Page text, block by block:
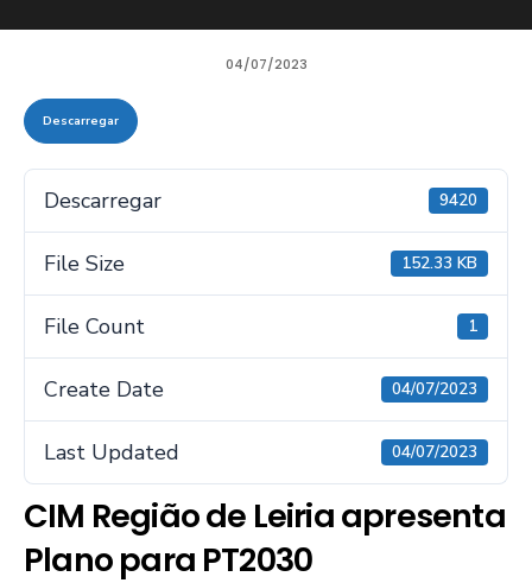
04/07/2023
Descarregar
Descarregar 9420
File Size 152.33 KB
File Count 1
Create Date 04/07/2023
Last Updated 04/07/2023
CIM Região de Leiria apresenta
Plano para PT2030